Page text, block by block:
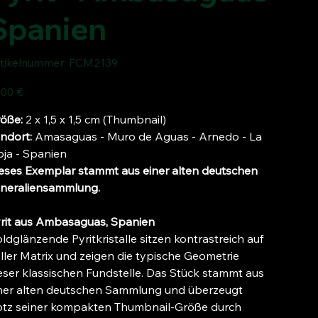
FCM2139
FCM2139
€
2 x 1,5 x 1,5 cm (Thumbnail)
Amasaguas - Muro de Aguas - Arnedo - La
- Spanien
Exemplar stammt aus einer alten deutschen
aus Ambasaguas, Spanien
Pyritkristalle sitzen kontrastreich auf
Matrix und zeigen die typische Geometrie
klassischen Fundstelle. Das Stück stammt aus
alten deutschen Sammlung und überzeugt
seiner kompakten Thumbnail-Größe durch